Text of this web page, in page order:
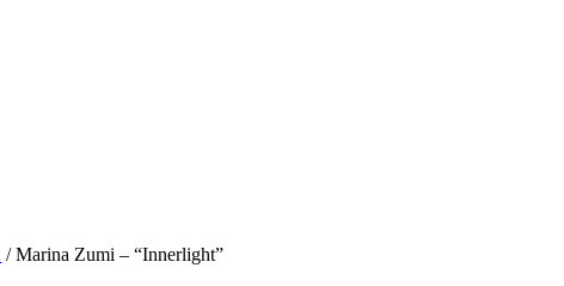
/ Marina Zumi – “Innerlight”